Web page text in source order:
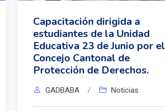
Capacitación dirigida a
estudiantes de la Unidad
Educativa 23 de Junio por el
Concejo Cantonal de
Protección de Derechos.
GADBABA / Noticias